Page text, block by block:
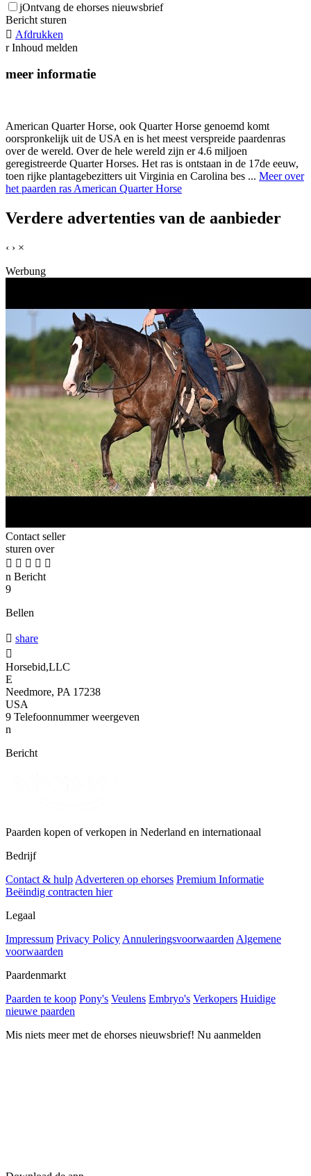
jOntvang de ehorses nieuwsbrief
Bericht sturen
 Afdrukken
r Inhoud melden
meer informatie
American Quarter Horse, ook Quarter Horse genoemd komt
oorspronkelijk uit de USA en is het meest verspreide paardenras
over de wereld. Over de hele wereld zijn er 4.6 miljoen
geregistreerde Quarter Horses. Het ras is ontstaan in de 17de eeuw,
toen rijke plantagebezitters uit Virginia en Carolina bes ... Meer over
het paarden ras American Quarter Horse
Verdere advertenties van de aanbieder
‹ › ×
Werbung
Contact seller
sturen over
    
n Bericht
9
Bellen
 share

Horsebid,LLC
E
Needmore, PA 17238
USA
9 Telefoonnummer weergeven
n
Bericht
Paarden kopen of verkopen in Nederland en internationaal
Bedrijf
Contact & hulp Adverteren op ehorses Premium Informatie
Beëindig contracten hier
Legaal
Impressum Privacy Policy Annuleringsvoorwaarden Algemene
voorwaarden
Paardenmarkt
Paarden te koop Pony's Veulens Embryo's Verkopers Huidige
nieuwe paarden
Mis niets meer met de ehorses nieuwsbrief! Nu aanmelden